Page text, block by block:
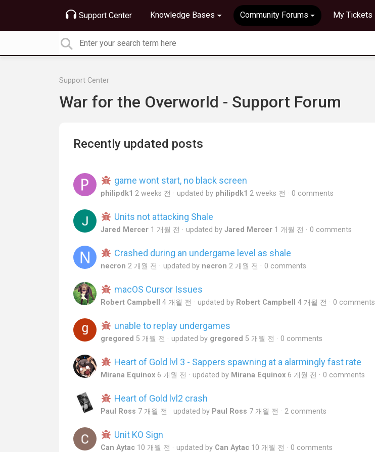
Support Center Knowledge Bases Community Forums My Tickets
Support Center
War for the Overworld - Support Forum
Recently updated posts
game wont start, no black screen
philipdk1 2 weeks 전 updated by philipdk1 2 weeks 전 0 comments
Units not attacking Shale
Jared Mercer 1 개월 전 updated by Jared Mercer 1 개월 전 0 comments
Crashed during an undergame level as shale
necron 2 개월 전 updated by necron 2 개월 전 0 comments
macOS Cursor Issues
Robert Campbell 4 개월 전 updated by Robert Campbell 4 개월 전 0 comments
unable to replay undergames
gregored 5 개월 전 updated by gregored 5 개월 전 0 comments
Heart of Gold lvl 3 - Sappers spawning at a alarmingly fast rate
Mirana Equinox 6 개월 전 updated by Mirana Equinox 6 개월 전 0 comments
Heart of Gold lvl2 crash
Paul Ross 7 개월 전 updated by Paul Ross 7 개월 전 2 comments
Unit KO Sign
Can Aytac 10 개월 전 updated by Can Aytac 10 개월 전 0 comments